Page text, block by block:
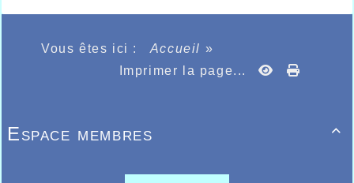
Vous êtes ici : Accueil »
Imprimer la page...

Espace membres